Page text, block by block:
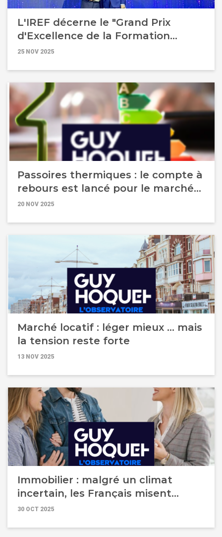
L'IREF décerne le "Grand Prix
d'Excellence de la Formation
Interne" à Guy Hoquet l'Immobilier
25 NOV 2025
Passoires thermiques : le compte à
rebours est lancé pour le marché
locatif
20 NOV 2025
Marché locatif : léger mieux ... mais
la tension reste forte
13 NOV 2025
Immobilier : malgré un climat
incertain, les Français misent
toujours sur la pierre
30 OCT 2025